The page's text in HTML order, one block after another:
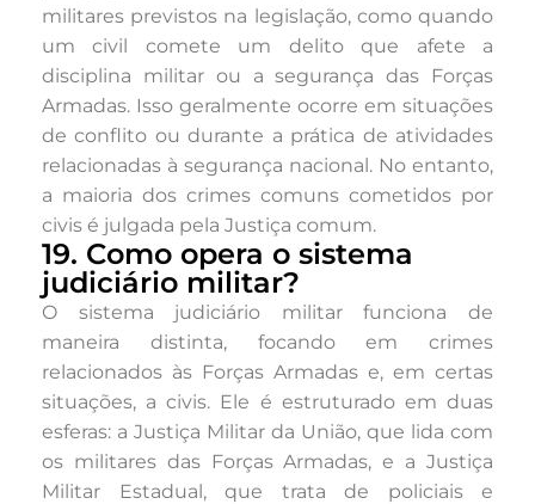
militares previstos na legislação, como quando
um civil comete um delito que afete a
disciplina militar ou a segurança das Forças
Armadas. Isso geralmente ocorre em situações
de conflito ou durante a prática de atividades
relacionadas à segurança nacional. No entanto,
a maioria dos crimes comuns cometidos por
civis é julgada pela Justiça comum.
19. Como opera o sistema
judiciário militar?
O sistema judiciário militar funciona de
maneira distinta, focando em crimes
relacionados às Forças Armadas e, em certas
situações, a civis. Ele é estruturado em duas
esferas: a Justiça Militar da União, que lida com
os militares das Forças Armadas, e a Justiça
Militar Estadual, que trata de policiais e